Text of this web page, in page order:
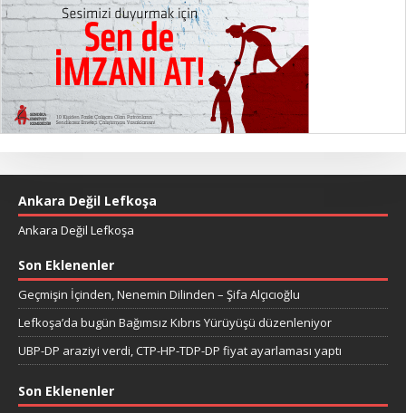
Ankara Değil Lefkoşa
Ankara Değil Lefkoşa
Son Eklenenler
Geçmişin İçinden, Nenemin Dilinden – Şifa Alçıcıoğlu
Lefkoşa’da bugün Bağımsız Kıbrıs Yürüyüşü düzenleniyor
UBP-DP araziyi verdi, CTP-HP-TDP-DP fiyat ayarlaması yaptı
Son Eklenenler